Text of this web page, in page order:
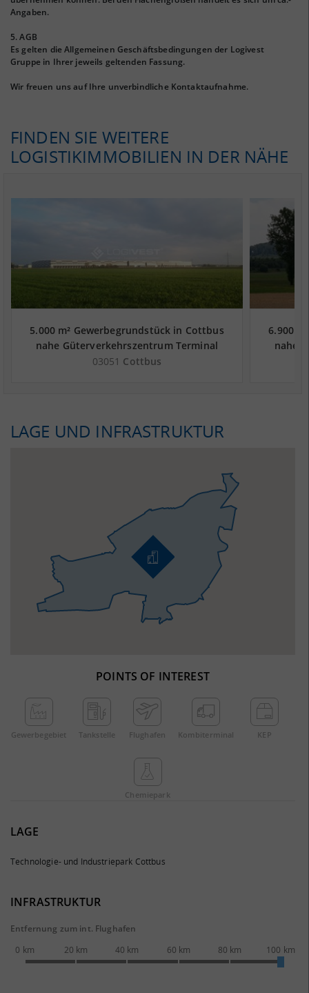
Angaben.
5. AGB
Es gelten die Allgemeinen Geschäftsbedingungen der Logivest
Gruppe in Ihrer jeweils geltenden Fassung.
Wir freuen uns auf Ihre unverbindliche Kontaktaufnahme.
FINDEN SIE WEITERE
LOGISTIKIMMOBILIEN IN DER NÄHE
5.000 m² Gewerbegrundstück in Cottbus
nahe Güterverkehrszentrum Terminal
Schwarzheide
03051 Cottbus
6.900
nahe
LAGE UND INFRASTRUKTUR
POINTS OF INTEREST
Gewerbe­gebiet Tankstelle Flughafen Kombi­terminal KEP
Chemie­park
LAGE
Technologie- und Industriepark Cottbus
INFRASTRUKTUR
Entfernung zum int. Flughafen
0 km
20 km 40 km 60 km 80 km 100 km